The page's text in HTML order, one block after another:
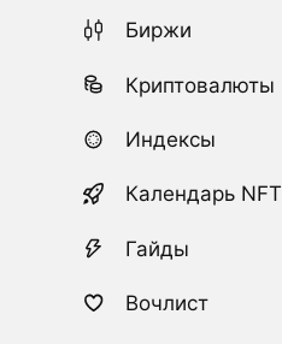
Биржи
Криптовалюты
Индексы
Календарь NFT
Гайды
Вочлист